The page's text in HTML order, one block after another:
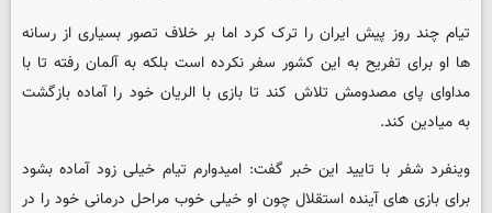
تیام چند روز پیش ایران را ترک کرد اما بر خلاف تصور بسیاری از رسانه
ها او برای تفریح به این کشور سفر نکرده است بلکه به آلمان رفته تا با
مداوای پای مصدومش تلاش کند تا بازی با الریان خود را آماده بازگشت
به میادین کند.
وینفرد شفر با تایید این خبر گفت: امیدوارم تیام خیلی زود آماده بشود
برای بازی های آینده استقلال چون او خیلی خوب مراحل درمانی خود را در